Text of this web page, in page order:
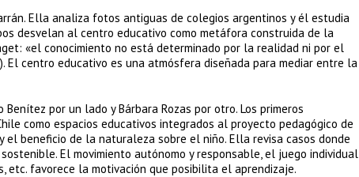
Ella analiza fotos antiguas de colegios argentinos y él estudia
desvelan al centro educativo como metáfora construida de la
«el conocimiento no está determinado por la realidad ni por el
El centro educativo es una atmósfera diseñada para mediar entre la
por un lado y Bárbara Rozas por otro. Los primeros
como espacios educativos integrados al proyecto pedagógico de
beneficio de la naturaleza sobre el niño. Ella revisa casos donde
El movimiento autónomo y responsable, el juego individual
favorece la motivación que posibilita el aprendizaje.